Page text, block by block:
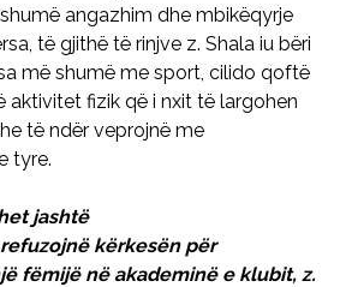
angazhim dhe mbikëqyrje
të gjithë të rinjve z. Shala iu bëri
më shumë me sport, cilido qoftë
aktivitet fizik që i nxit të largohen
të ndër veprojnë me
tyre.
jashtë
kërkesën për
fëmijë në akademinë e klubit, z.